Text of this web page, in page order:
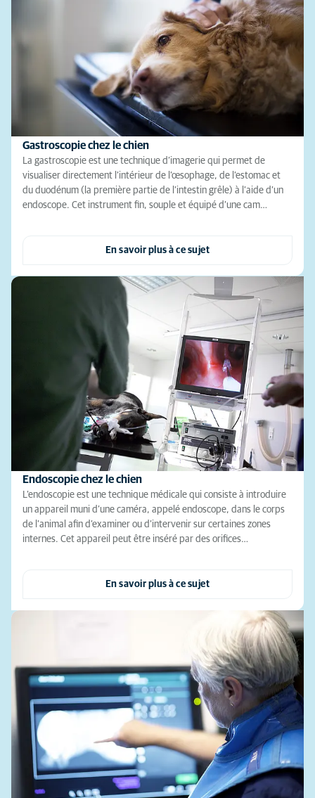
Gastroscopie chez le chien
La gastroscopie est une technique d’imagerie qui permet de
visualiser directement l’intérieur de l’œsophage, de l’estomac et
du duodénum (la première partie de l’intestin grêle) à l’aide d’un
endoscope. Cet instrument fin, souple et équipé d’une cam…
En savoir plus à ce sujet
Endoscopie chez le chien
L’endoscopie est une technique médicale qui consiste à introduire
un appareil muni d’une caméra, appelé endoscope, dans le corps
de l’animal afin d’examiner ou d’intervenir sur certaines zones
internes. Cet appareil peut être inséré par des orifices…
En savoir plus à ce sujet